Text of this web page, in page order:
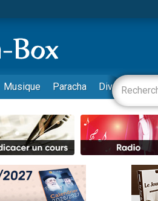
Box
d'Israel
dans un appartement insalubre
Musique Paracha